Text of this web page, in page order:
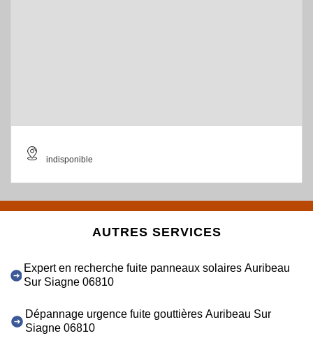
indisponible
AUTRES SERVICES
Expert en recherche fuite panneaux solaires Auribeau
Sur Siagne 06810
Dépannage urgence fuite gouttières Auribeau Sur
Siagne 06810